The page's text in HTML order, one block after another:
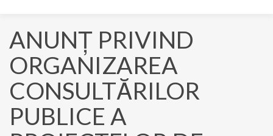
ANUNŢ PRIVIND
ORGANIZAREA
CONSULTĂRILOR
PUBLICE A